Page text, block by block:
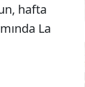
hafta
La